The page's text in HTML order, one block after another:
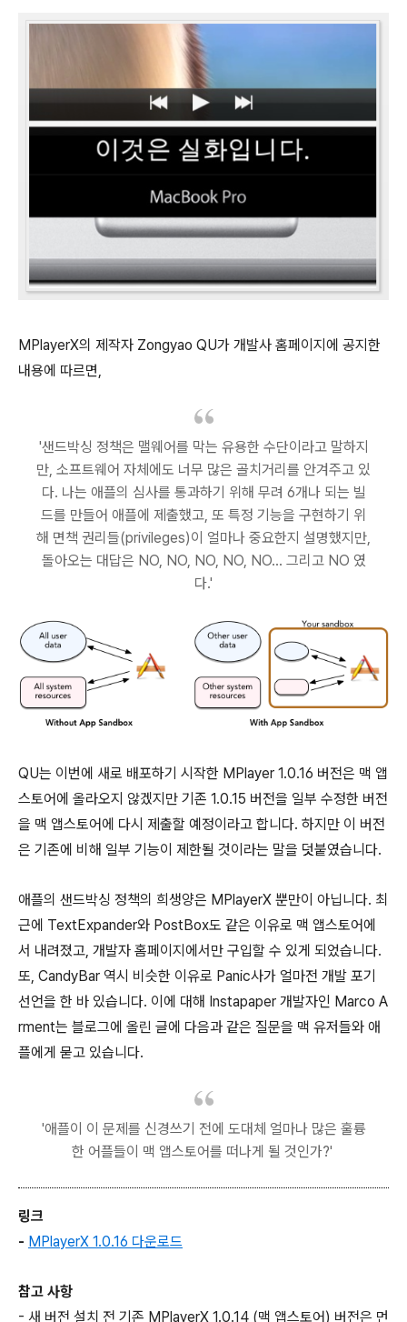
MPlayerX의 제작자 Zongyao QU가 개발사 홈페이지에 공지한
내용에 따르면,
'샌드박싱 정책은 맬웨어를 막는 유용한 수단이라고 말하지
만, 소프트웨어 자체에도 너무 많은 골치거리를 안겨주고 있
다. 나는 애플의 심사를 통과하기 위해 무려 6개나 되는 빌
드를 만들어 애플에 제출했고, 또 특정 기능을 구현하기 위
해 면책 권리들(privileges)이 얼마나 중요한지 설명했지만,
돌아오는 대답은 NO, NO, NO, NO, NO... 그리고 NO 였
다.'
QU는 이번에 새로 배포하기 시작한 MPlayer 1.0.16 버전은 맥 앱
스토어에 올라오지 않겠지만 기존 1.0.15 버전을 일부 수정한 버전
을 맥 앱스토어에 다시 제출할 예정이라고 합니다. 하지만 이 버전
은 기존에 비해 일부 기능이 제한될 것이라는 말을 덧붙였습니다.
애플의 샌드박싱 정책의 희생양은 MPlayerX 뿐만이 아닙니다. 최
근에 TextExpander와 PostBox도 같은 이유로 맥 앱스토어에
서 내려졌고, 개발자 홈페이지에서만 구입할 수 있게 되었습니다.
또, CandyBar 역시 비슷한 이유로 Panic사가 얼마전 개발 포기
선언을 한 바 있습니다. 이에 대해 Instapaper 개발자인 Marco A
rment는 블로그에 올린 글에 다음과 같은 질문을 맥 유저들와 애
플에게 묻고 있습니다.
'애플이 이 문제를 신경쓰기 전에 도대체 얼마나 많은 훌륭
한 어플들이 맥 앱스토어를 떠나게 될 것인가?'
링크
- MPlayerX 1.0.16 다운로드
참고 사항
- 새 버전 설치 전 기존 MPlayerX 1.0.14 (맥 앱스토어) 버전은 먼